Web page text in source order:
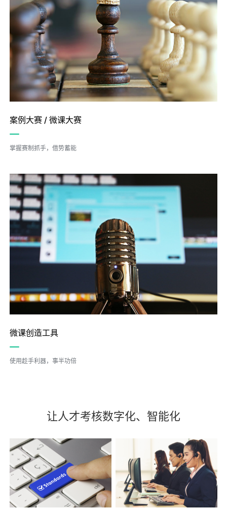
案例大赛 / 微课大赛
掌握赛制抓手，借势蓄能
微课创造工具
使用趁手利器，事半功倍
让人才考核数字化、智能化